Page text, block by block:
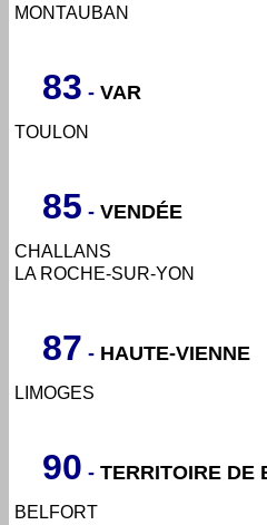
MONTAUBAN
83 - VAR
TOULON
85 - VENDÉE
CHALLANS
LA ROCHE-SUR-YON
87 - HAUTE-VIENNE
LIMOGES
90 - TERRITOIRE DE
BELFORT